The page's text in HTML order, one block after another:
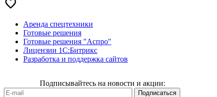
Аренда спецтехники
Готовые решения
Готовые решения "Аспро"
Лицензии 1С:Битрикс
Разработка и поддержка сайтов
Подписывайтесь на новости и акции: